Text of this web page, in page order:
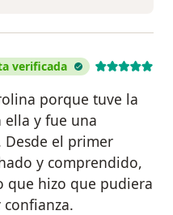
verificada
porque tuve la
y fue una
Desde el primer
y comprendido,
que hizo que pudiera